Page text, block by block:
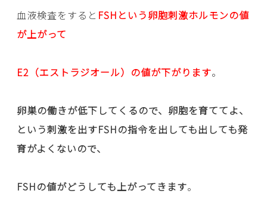
血液検査をすると FSHという卵胞刺激ホルモンの値
が上がって
E2（エストラジオール）の値が下がります。
卵巣の働きが低下してくるので、卵胞を育ててよ、
という刺激を出すFSHの指令を出しても出しても発
育がよくないので、
FSHの値がどうしても上がってきます。